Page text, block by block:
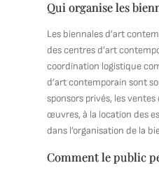
Qui organise les
Les biennales d’art
des centres d’art
coordination logistique
d’art contemporain sont
sponsors privés, les
œuvres, à la location des
dans l’organisation de la
Comment le public